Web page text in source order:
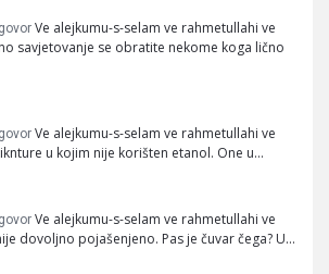
Ve alejkumu-s-selam ve rahmetullahi ve
savjetovanje se obratite nekome koga lično
Ve alejkumu-s-selam ve rahmetullahi ve
u kojim nije korišten etanol. One u…
Ve alejkumu-s-selam ve rahmetullahi ve
dovoljno pojašenjeno. Pas je čuvar čega? U…